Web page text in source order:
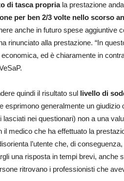
di tasca propriala prestazione
per ben 2/3 volte nello scorso
anche in futuro spese aggiuntive
rinunciato alla prestazione. “In
ed è chiaramente in
quindi il risultato sul livello di
esprimono generalmente un giudizio
nei questionari) non a una
medico che ha effettuato la
l’utente che, di
una risposta in tempi brevi, anche
ritrovano i professionisti che